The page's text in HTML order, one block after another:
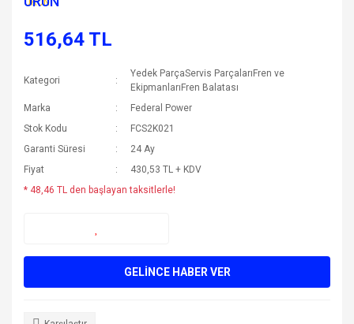
516,64 TL
Kategori
Yedek ParçaServis ParçalarıFren ve
EkipmanlarıFren Balatası
Marka
Federal Power
Stok Kodu
FCS2K021
Garanti Süresi
24 Ay
Fiyat
430,53 TL + KDV
* 48,46 TL den başlayan taksitlerle!
GELİNCE HABER VER